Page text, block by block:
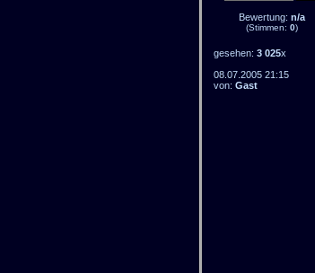
Bewertung: n/a
(Stimmen: 0)
gesehen: 3 025x
08.07.2005 21:15
von: Gast